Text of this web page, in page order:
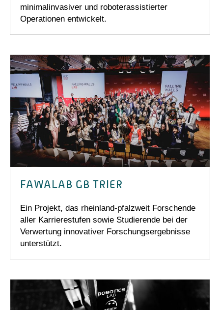
minimalinvasiver und roboterassistierter
Operationen entwickelt.
FAWALAB GB TRIER
Ein Projekt, das rheinland-pfalzweit Forschende
aller Karrierestufen sowie Studierende bei der
Verwertung innovativer Forschungsergebnisse
unterstützt.